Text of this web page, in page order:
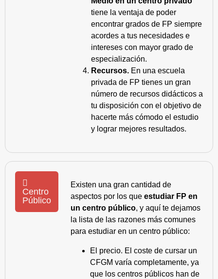
tiene la ventaja de poder
encontrar grados de FP siempre
acordes a tus necesidades e
intereses con mayor grado de
especialización.
Recursos. En una escuela
privada de FP tienes un gran
número de recursos didácticos a
tu disposición con el objetivo de
hacerte más cómodo el estudio
y lograr mejores resultados.
Centro
Público
Existen una gran cantidad de
aspectos por los que estudiar FP en
un centro público, y aquí te dejamos
la lista de las razones más comunes
para estudiar en un centro público:
El precio. El coste de cursar un
CFGM varía completamente, ya
que los centros públicos han de